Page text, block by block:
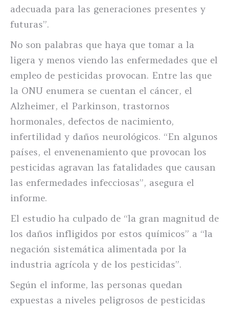
adecuada para las generaciones presentes y
futuras”.
No son palabras que haya que tomar a la
ligera y menos viendo las enfermedades que el
empleo de pesticidas provocan. Entre las que
la ONU enumera se cuentan el cáncer, el
Alzheimer, el Parkinson, trastornos
hormonales, defectos de nacimiento,
infertilidad y daños neurológicos. “En algunos
países, el envenenamiento que provocan los
pesticidas agravan las fatalidades que causan
las enfermedades infecciosas”, asegura el
informe.
El estudio ha culpado de “la gran magnitud de
los daños infligidos por estos químicos” a “la
negación sistemática alimentada por la
industria agrícola y de los pesticidas”.
Según el informe, las personas quedan
expuestas a niveles peligrosos de pesticidas